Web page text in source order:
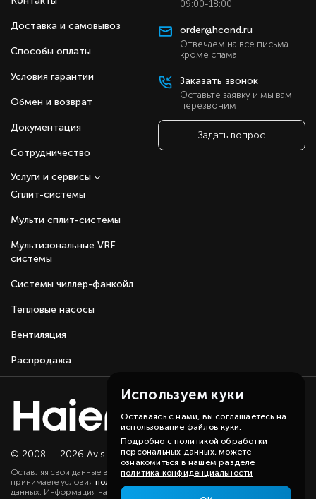
Доставка и самовывоз
Способы оплаты
Условия гарантии
Обмен и возврат
Документация
Сотрудничество
Сплит-системы
Мульти сплит-системы
Мультизональные VRF
системы
Системы чиллер-фанкойл
Тепловые насосы
Вентиляция
Распродажа
Услуги и сервисы
09:00-18:00
order@hcond.ru
Отвечаем на все письма
кроме спама
Заказать звонок
Оставьте заявку и мы вам
перезвоним
Задать вопрос
© 2008 — 2026 Avis group.Карта сайта
Оставляя свои данные в любой форме на сайте, вы даете согласие и
принимаете условия политики
данных. Информация на данном сайте носит ознакомительный
Используем куки
Оставаясь с нами, вы соглашаетесь на
использование файлов куки.
Подробно с политикой обработки
персональных данных, можете
ознакомиться в нашем разделе
политика конфиденциальности